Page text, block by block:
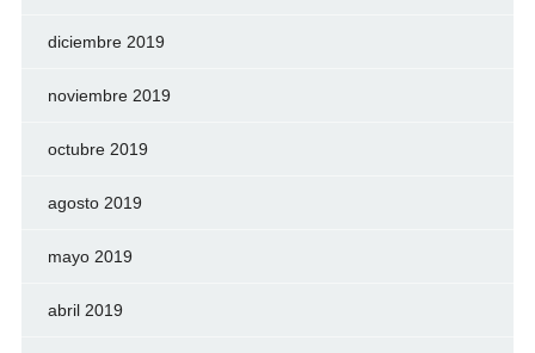
diciembre 2019
noviembre 2019
octubre 2019
agosto 2019
mayo 2019
abril 2019